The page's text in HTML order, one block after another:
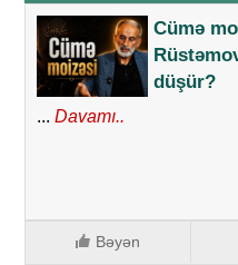
Cümə
düşür?
... Davamı..
Bəyən